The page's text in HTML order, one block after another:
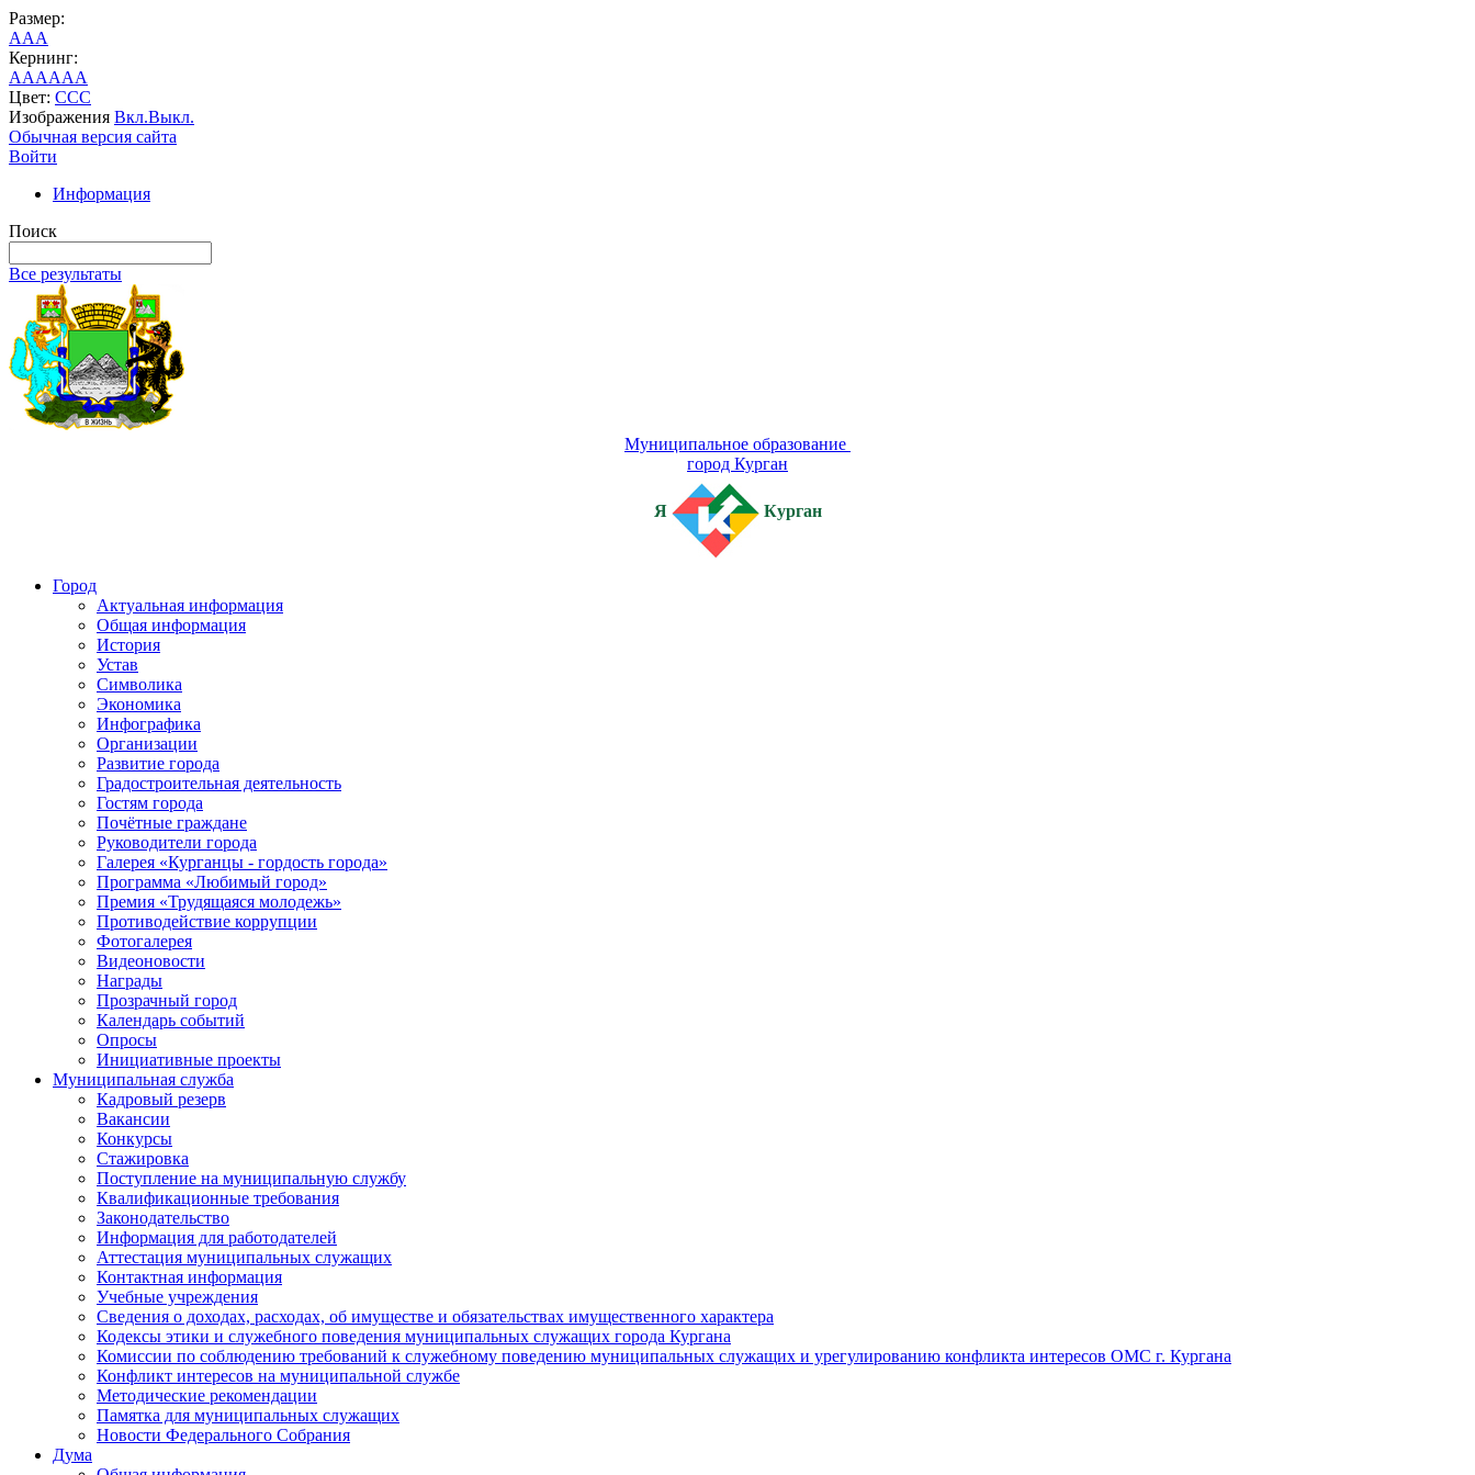
Размер:
AAA
Кернинг:
AAAAAA
Цвет: CCC
Изображения Вкл.Выкл.
Обычная версия сайта
Войти
Информация
Поиск
Все результаты
Муниципальное образование
город Курган
Я Курган
Город
Актуальная информация
Общая информация
История
Устав
Символика
Экономика
Инфографика
Организации
Развитие города
Градостроительная деятельность
Гостям города
Почётные граждане
Руководители города
Галерея «Курганцы - гордость города»
Программа «Любимый город»
Премия «Трудящаяся молодежь»
Противодействие коррупции
Фотогалерея
Видеоновости
Награды
Прозрачный город
Календарь событий
Опросы
Инициативные проекты
Муниципальная служба
Кадровый резерв
Вакансии
Конкурсы
Стажировка
Поступление на муниципальную службу
Квалификационные требования
Законодательство
Информация для работодателей
Аттестация муниципальных служащих
Контактная информация
Учебные учреждения
Сведения о доходах, расходах, об имуществе и обязательствах имущественного характера
Кодексы этики и служебного поведения муниципальных служащих города Кургана
Комиссии по соблюдению требований к служебному поведению муниципальных служащих и урегулированию конфликта интересов ОМС г. Кургана
Конфликт интересов на муниципальной службе
Методические рекомендации
Памятка для муниципальных служащих
Новости Федерального Cобрания
Дума